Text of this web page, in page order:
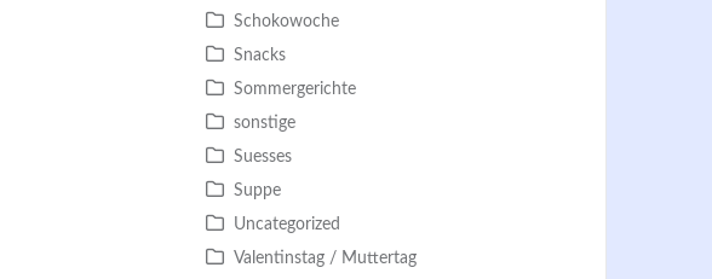
Schokowoche
Snacks
Sommergerichte
sonstige
Suesses
Suppe
Uncategorized
Valentinstag / Muttertag